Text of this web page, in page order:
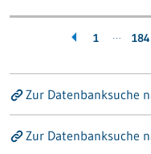
1 … 184
Zur Datenbanksuche
Zur Datenbanksuche